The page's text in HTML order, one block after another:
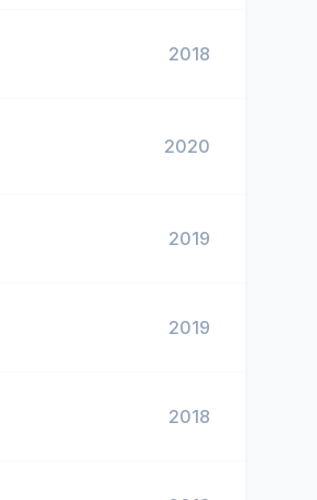
2018
2020
2019
2019
2018